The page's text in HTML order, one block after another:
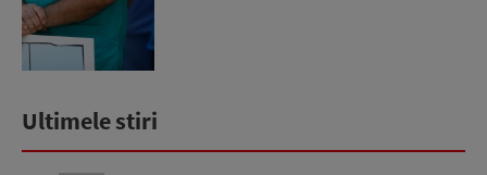
Ultimele stiri